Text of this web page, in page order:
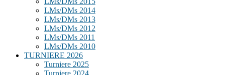
LMs/DMs 2014
LMs/DMs 2013
LMs/DMs 2012
LMs/DMs 2011
LMs/DMs 2010
TURNIERE 2026
Turniere 2025
Turniere 2024